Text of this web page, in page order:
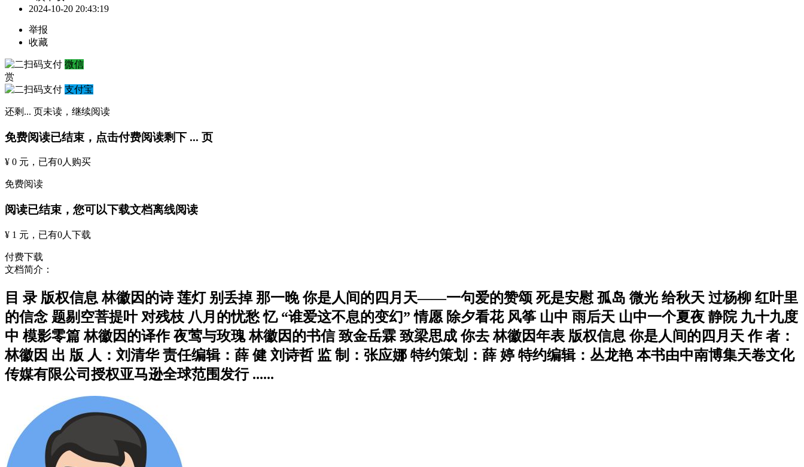
2024-10-20 20:43:19
举报
收藏
微信
赏
支付宝
还剩 ... 页未读， 继续阅读
免费阅读已结束，点击付费阅读剩下 ... 页
¥ 0 元 ，已有0人购买
免费阅读
阅读已结束，您可以下载文档离线阅读
¥ 1 元 ，已有0人下载
付费下载
文档简介：
目 录 版权信息 林徽因的诗 莲灯 别丢掉 那一晚 你是人间的四月天——一句爱的赞颂 死是安慰 孤岛 微光 给秋天 过杨柳 红叶里
的信念 题剔空菩提叶 对残枝 八月的忧愁 忆 “谁爱这不息的变幻” 情愿 除夕看花 风筝 山中 雨后天 山中一个夏夜 静院 九十九度
中 模影零篇 林徽因的译作 夜莺与玫瑰 林徽因的书信 致金岳霖 致梁思成 你去 林徽因年表 版权信息 你是人间的四月天 作 者：
林徽因 出 版 人：刘清华 责任编辑：薛 健 刘诗哲 监 制：张应娜 特约策划：薛 婷 特约编辑：丛龙艳 本书由中南博集天卷文化
传媒有限公司授权亚马逊全球范围发行 ......